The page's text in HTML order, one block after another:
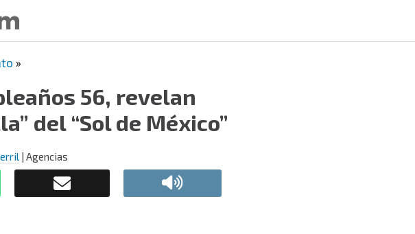
»
56, revelan
del “Sol de México”
| Agencias